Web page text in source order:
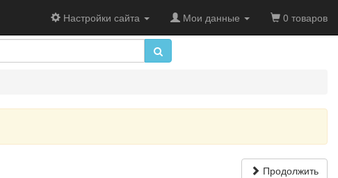
Настройки сайта Мои данные 0 товаров
Продолжить